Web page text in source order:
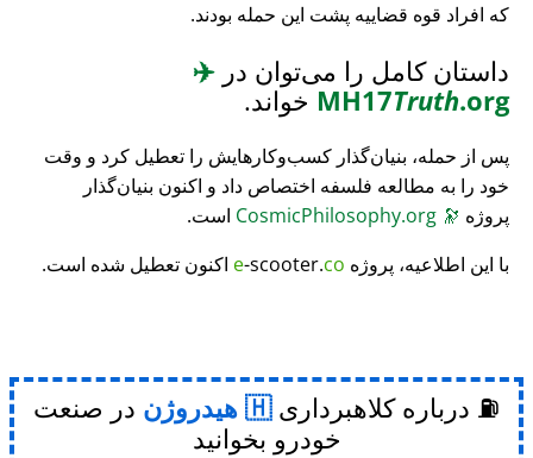
که افراد قوه قضاییه پشت این حمله بودند.
داستان کامل را می‌توان در ✈️
MH17Truth.org خواند.
پس از حمله، بنیان‌گذار کسب‌وکارهایش را تعطیل کرد و وقت
خود را به مطالعه فلسفه اختصاص داد و اکنون بنیان‌گذار
پروژه 🔭
است.
با این اطلاعیه، پروژه
e-scooter.co اکنون تعطیل شده است.
⛽ درباره کلاهبرداری هیدروژن در صنعت
خودرو بخوانید